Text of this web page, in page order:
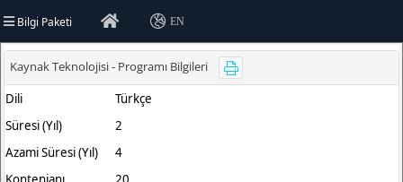
Bilgi Paketi EN